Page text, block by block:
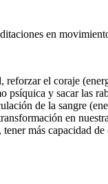
en
reforzar el coraje
psíquica y sacar las
de la sangre
en
más capacidad